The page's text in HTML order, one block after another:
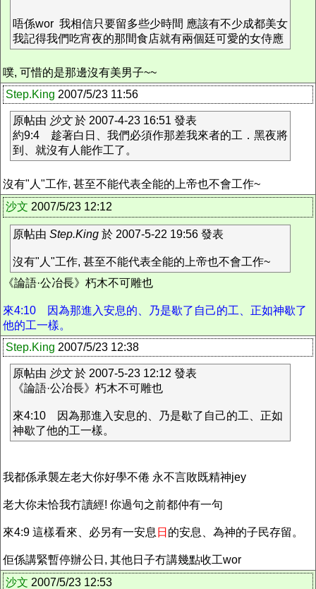
唔係wor 我相信只要留多些少時間 應該有不少成都美女
我記得我們吃宵夜的那間食店就有兩個廷可愛的女侍應
噗, 可惜的是那邊沒有美男子~~
Step.King 2007/5/23 11:56
原帖由 沙文於 2007-4-23 16:51 發表
約9:4 趁著白日、我們必須作那差我來者的工．黑夜將
到、就沒有人能作工了。
沒有"人"工作, 甚至不能代表全能的上帝也不會工作~
沙文 2007/5/23 12:12
原帖由 Step.King 於 2007-5-22 19:56 發表
沒有"人"工作, 甚至不能代表全能的上帝也不會工作~
《論語·公冶長》朽木不可雕也
來4:10 因為那進入安息的、乃是歇了自己的工、正如神歇了
他的工一樣。
Step.King 2007/5/23 12:38
原帖由 沙文於 2007-5-23 12:12 發表
《論語·公冶長》朽木不可雕也
來4:10 因為那進入安息的、乃是歇了自己的工、正如
神歇了他的工一樣。
我都係承襲左老大你好學不倦 永不言敗既精神jey
老大你未恰我冇讀經! 你過句之前都仲有一句
來4:9 這樣看來、必另有一安息 日 的安息、為神的子民存留。
佢係講緊暫停辦公日, 其他日子冇講幾點收工wor
沙文 2007/5/23 12:53